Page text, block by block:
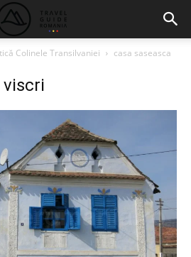
Colinele Transilvaniei
casa saseasca
viscri